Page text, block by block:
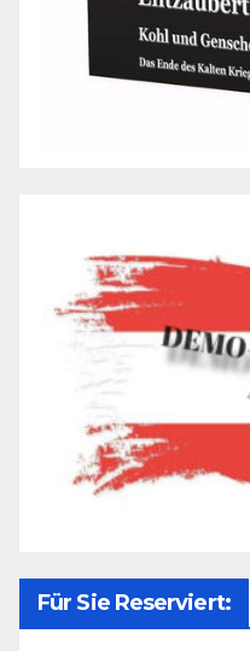
Für Sie Reserviert: